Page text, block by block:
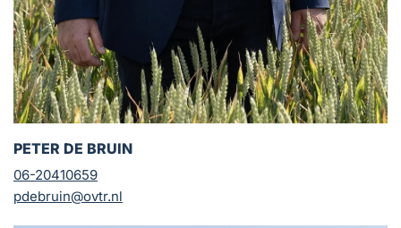
PETER DE BRUIN
06-20410659
pdebruin@ovtr.nl